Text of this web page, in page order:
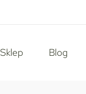
Sklep Blog